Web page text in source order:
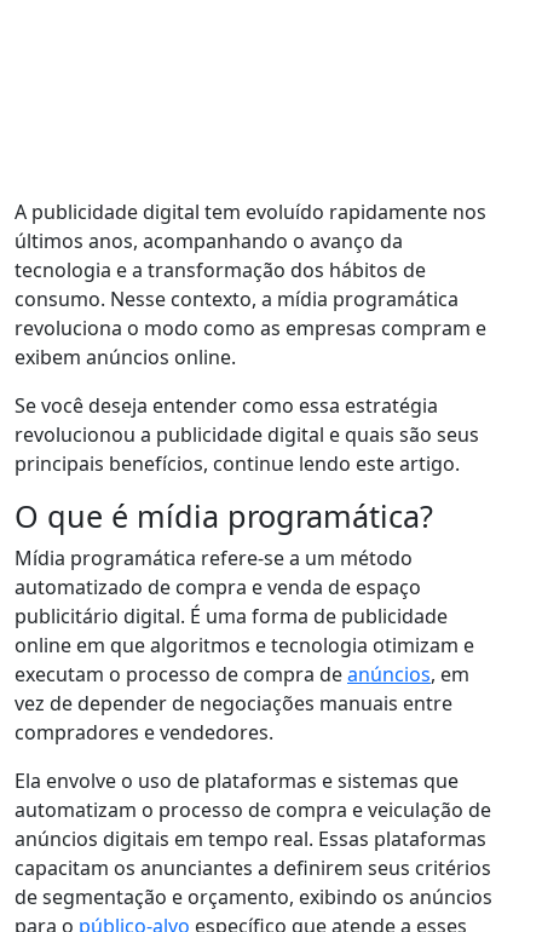
A publicidade digital tem evoluído rapidamente nos
últimos anos, acompanhando o avanço da
tecnologia e a transformação dos hábitos de
consumo. Nesse contexto, a mídia programática
revoluciona o modo como as empresas compram e
exibem anúncios online.
Se você deseja entender como essa estratégia
revolucionou a publicidade digital e quais são seus
principais benefícios, continue lendo este artigo.
O que é mídia programática?
Mídia programática refere-se a um método
automatizado de compra e venda de espaço
publicitário digital. É uma forma de publicidade
online em que algoritmos e tecnologia otimizam e
executam o processo de compra deanúncios, em
vez de depender de negociações manuais entre
compradores e vendedores.
Ela envolve o uso de plataformas e sistemas que
automatizam o processo de compra e veiculação de
anúncios digitais em tempo real. Essas plataformas
capacitam os anunciantes a definirem seus critérios
de segmentação e orçamento, exibindo os anúncios
para o público-alvo específico que atende a esses